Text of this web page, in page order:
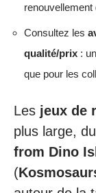
renouvellement
Consultez les
qualité/prix :
que pour les
Les jeux de
plus large, du
from Dino
(